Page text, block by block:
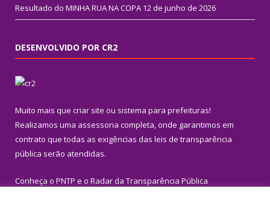
Resultado do MINHA RUA NA COPA 12 de junho de 2026
DESENVOLVIDO POR CR2
Muito mais que criar site ou sistema para prefeituras!
Realizamos uma assessoria completa, onde garantimos em
contrato que todas as exigências das leis de transparência
pública serão atendidas.
Conheça o PNTP e o Radar da Transparência Pública